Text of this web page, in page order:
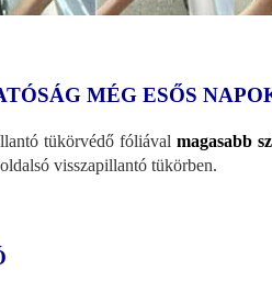
MÉG ESŐS
tükörvédő fóliával magasabb
visszapillantó tükörben.